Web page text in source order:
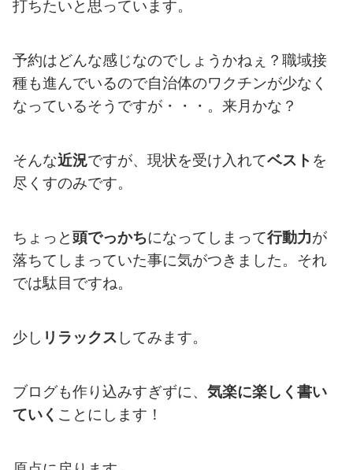
打ちたいと思っています。
予約はどんな感じなのでしょうかねぇ？職域接
種も進んでいるので自治体のワクチンが少なく
なっているそうですが・・・。来月かな？
そんな近況ですが、現状を受け入れてベスト を
尽くすのみです。
ちょっと頭でっかちになってしまって行動力が
落ちてしまっていた事に気がつきました。それ
では駄目ですね。
少し リラックス してみます。
ブログも作り込みすぎずに、 気楽に楽しく書い
ていく ことにします！